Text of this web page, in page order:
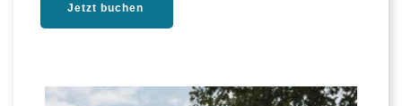
Jetzt buchen